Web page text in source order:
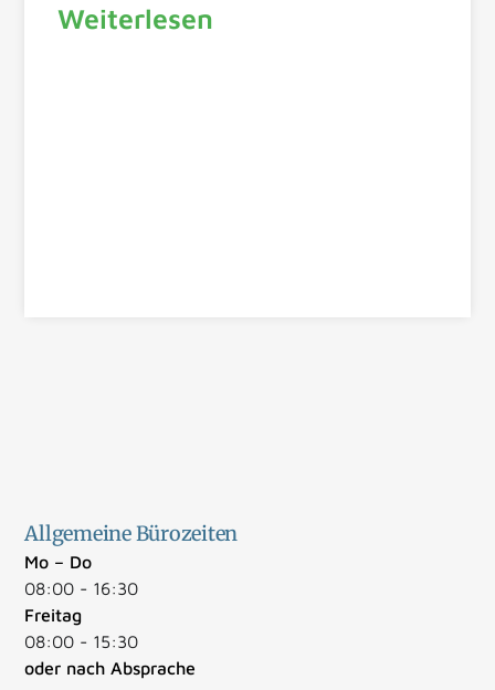
Weiterlesen
Allgemeine Bürozeiten
Mo – Do
08:00 - 16:30
Freitag
08:00 - 15:30
oder nach Absprache